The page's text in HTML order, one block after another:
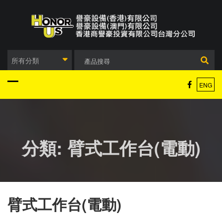
所有分類
ENG
分類: 臂式工作台(電動)
臂式工作台(電動)